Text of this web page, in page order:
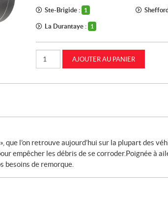
Ste-Brigide : 1
La Durantaye : 1
de
Adaptateur
7
broches
AJOUTER AU PANIER
que l’on retrouve aujourd’hui sur la plupart des
empêcher les débris de se corroder.Poignée à
de remorque.